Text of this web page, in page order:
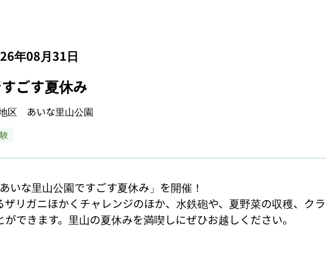
年08月31日
ごす夏休み
区 あいな里山公園
いな里山公園ですごす夏休み」を開催！
ザリガニほかくチャレンジのほか、水鉄砲や、夏野菜の収穫、ク
できます。里山の夏休みを満喫しにぜひお越しください。